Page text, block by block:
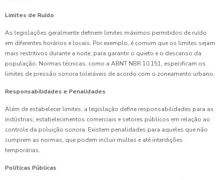
Limites de Ruído
As legislações geralmente definem limites máximos permitidos de ruído
em diferentes horários e locais. Por exemplo, é comum que os limites sejam
mais restritivos durante a noite, para garantir o quieto e o descanso da
população. Normas técnicas, como a ABNT NBR 10.151, especificam os
limites de pressão sonora toleráveis de acordo com o zoneamento urbano.
Responsabilidades e Penalidades
Além de estabelecer limites, a legislação define responsabilidades para as
indústrias, estabelecimentos comerciais e setores públicos em relação ao
controle da poluição sonora. Existem penalidades para aqueles que não
cumprem as normas, que podem incluir multas e até interdições
temporárias.
Políticas Públicas